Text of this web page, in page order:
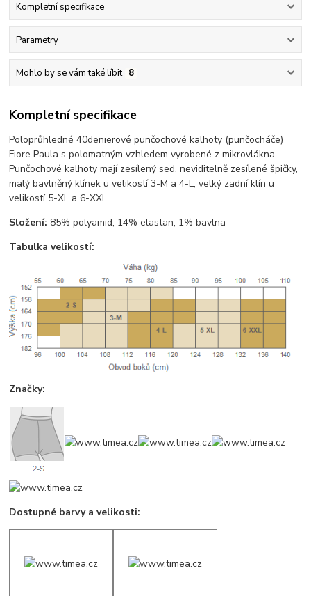
Kompletní specifikace
Parametry
Mohlo by se vám také líbit 8
Kompletní specifikace
Poloprůhledné 40denierové punčochové kalhoty (punčocháče)
Fiore Paula s polomatným vzhledem vyrobené z mikrovlákna.
Punčochové kalhoty mají zesílený sed, neviditelně zesílené špičky,
malý bavlněný klínek u velikostí 3-M a 4-L, velký zadní klín u
velikostí 5-XL a 6-XXL.
Složení: 85% polyamid, 14% elastan, 1% bavlna
Tabulka velikostí:
Značky:
Dostupné barvy a velikosti: